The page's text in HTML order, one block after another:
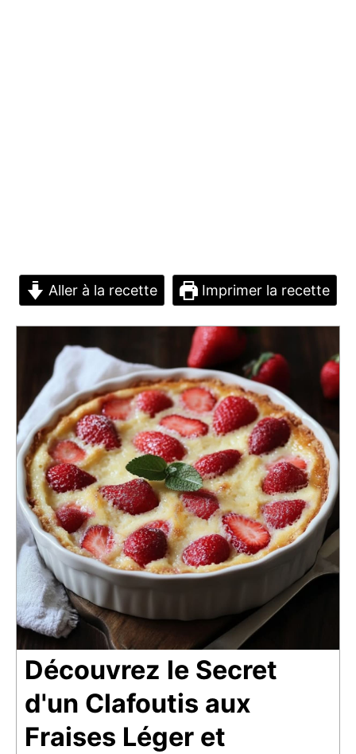
Aller à la recette Imprimer la recette
Découvrez le Secret
d'un Clafoutis aux
Fraises Léger et